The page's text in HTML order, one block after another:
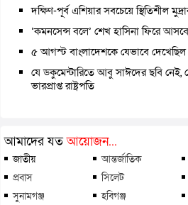
দক্ষিণ-পূর্ব এশিয়ার সবচেয়ে স্থিতিশীল
‘কমনসেন্স বলে’ শেখ হাসিনা ফিরে
৫ আগস্ট বাংলাদেশকে যেভাবে দেখেছিল
যে ডকুমেন্টারিতে আবু সাঈদের ছবি নেই,
ভারপ্রাপ্ত রাষ্ট্রপতি
আমাদের যতআয়োজন...
জাতীয় আন্তর্জাতিক
প্রবাস
সিলেট
সুনামগঞ্জ
হবিগঞ্জ